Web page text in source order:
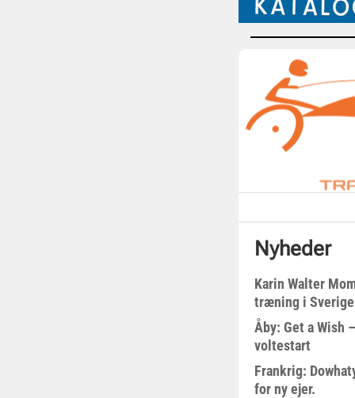
Nyheder
Karin Walter
træning i Sverige
Åby: Get a Wish
voltestart
Frankrig:
for ny ejer.